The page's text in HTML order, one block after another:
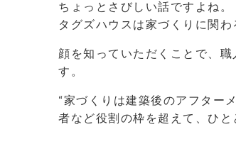
ちょっとさびしい話ですよね。
タグズハウスは家づくりに関
顔を知っていただくことで、
す。
“家づくりは建築後のアフター
者など役割の枠を超えて、ひ